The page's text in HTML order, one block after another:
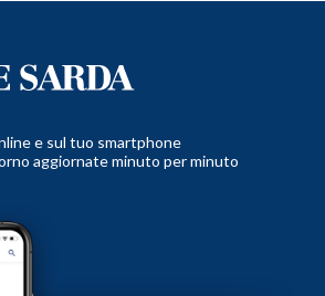
e sul tuo smartphone
aggiornate minuto per minuto